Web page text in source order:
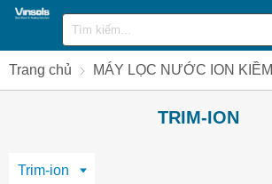
Trang chủ MÁY LỌC NƯỚC ION KIỀM
TRIM-ION
Trim-ion